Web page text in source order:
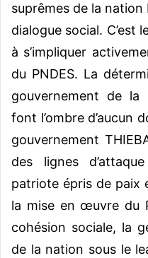
suprêmes de la
dialogue social. C’est
à s’impliquer
du PNDES. La
gouvernement de la
font l’ombre d’aucun
gouvernement
des lignes
patriote épris de paix
la mise en œuvre du
cohésion sociale, la
de la nation sous le